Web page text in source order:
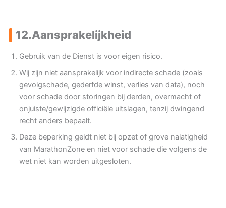
12.Aansprakelijkheid
Gebruik van de Dienst is voor eigen risico.
Wij zijn niet aansprakelijk voor indirecte schade (zoals
gevolgschade, gederfde winst, verlies van data), noch
voor schade door storingen bij derden, overmacht of
onjuiste/gewijzigde officiële uitslagen, tenzij dwingend
recht anders bepaalt.
Deze beperking geldt niet bij opzet of grove nalatigheid
van MarathonZone en niet voor schade die volgens de
wet niet kan worden uitgesloten.